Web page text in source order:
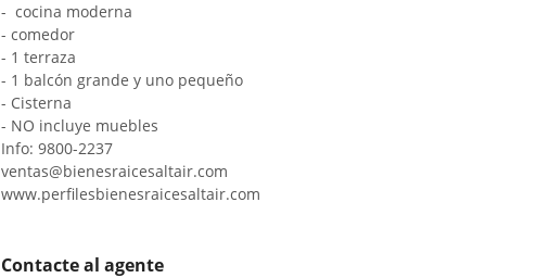
- cocina moderna
- comedor
- 1 terraza
- 1 balcón grande y uno pequeño
- Cisterna
- NO incluye muebles
Info: 9800-2237
ventas@bienesraicesaltair.com
www.perfilesbienesraicesaltair.com
Contacte al agente